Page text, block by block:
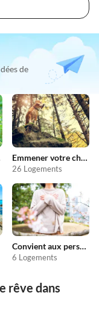
de
Emmener votre chien en vacances
26 Logements
Convient aux personnes allergiques
6 Logements
rêve dans